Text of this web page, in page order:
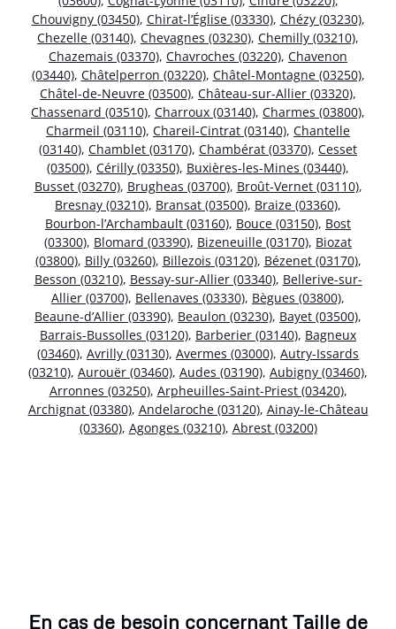
Chouvigny (03450), Chirat-l’Église (03330), Chézy (03230),
Chezelle (03140), Chevagnes (03230), Chemilly (03210),
Chazemais (03370), Chavroches (03220), Chavenon
(03440), Châtelperron (03220), Châtel-Montagne (03250),
Châtel-de-Neuvre (03500), Château-sur-Allier (03320),
Chassenard (03510), Charroux (03140), Charmes (03800),
Charmeil (03110), Chareil-Cintrat (03140), Chantelle
(03140), Chamblet (03170), Chambérat (03370), Cesset
(03500), Cérilly (03350), Buxières-les-Mines (03440),
Busset (03270), Brugheas (03700), Broût-Vernet (03110),
Bresnay (03210), Bransat (03500), Braize (03360),
Bourbon-l’Archambault (03160), Bouce (03150), Bost
(03300), Blomard (03390), Bizeneuille (03170), Biozat
(03800), Billy (03260), Billezois (03120), Bézenet (03170),
Besson (03210), Bessay-sur-Allier (03340), Bellerive-sur-
Allier (03700), Bellenaves (03330), Bègues (03800),
Beaune-d’Allier (03390), Beaulon (03230), Bayet (03500),
Barrais-Bussolles (03120), Barberier (03140), Bagneux
(03460), Avrilly (03130), Avermes (03000), Autry-Issards
(03210), Aurouër (03460), Audes (03190), Aubigny (03460),
Arronnes (03250), Arpheuilles-Saint-Priest (03420),
Archignat (03380), Andelaroche (03120), Ainay-le-Château
(03360), Agonges (03210), Abrest (03200)
En cas de besoin concernant Taille de